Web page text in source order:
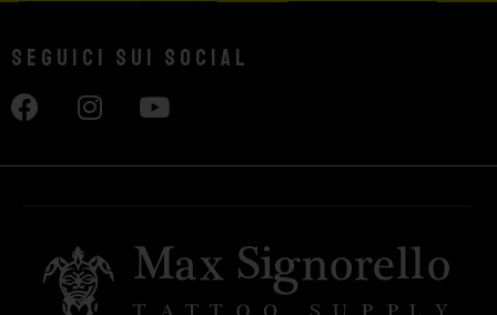
Seguici sui social